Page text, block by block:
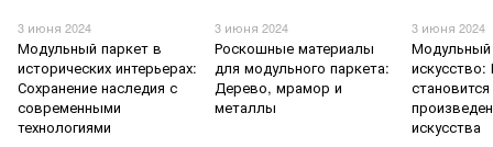
3 июня 2024
Модульный паркет в
исторических интерьерах:
Сохранение наследия с
современными
технологиями
3 июня 2024
Роскошные материалы
для модульного паркета:
Дерево, мрамор и
металлы
3 июня 2024
Модульный
становится
искусства